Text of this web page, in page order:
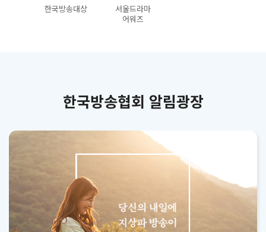
한국방송대상
서울드라마
어워즈
한국방송협회 알림광장